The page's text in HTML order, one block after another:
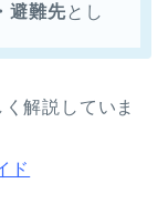
避難先とし
解説していま
ド